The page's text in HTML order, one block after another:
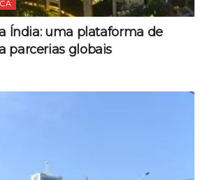
Índia: uma plataforma de
parcerias globais